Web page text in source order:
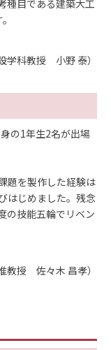
種目である建築大工
設学科教授 小野 泰）
の1年生2名が出場
題を製作した経験は
はじめました。残念
の技能五輪でリベン
教授 佐々木 昌孝）